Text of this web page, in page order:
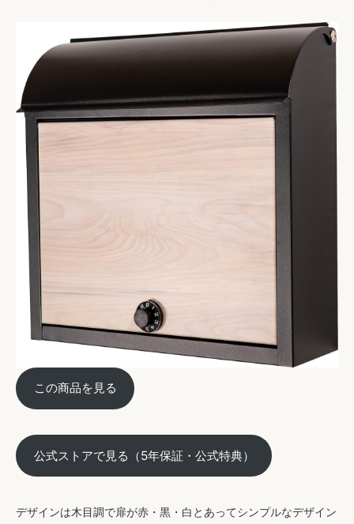
この商品を見る
公式ストアで見る（5年保証・公式特典）
デザインは木目調で扉が赤・黒・白とあってシンプルなデザイン